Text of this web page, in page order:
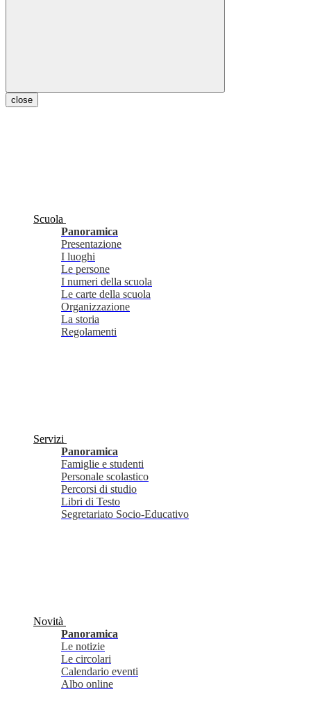
close
Scuola
Panoramica
Presentazione
I luoghi
Le persone
I numeri della scuola
Le carte della scuola
Organizzazione
La storia
Regolamenti
Servizi
Panoramica
Famiglie e studenti
Personale scolastico
Percorsi di studio
Libri di Testo
Segretariato Socio-Educativo
Novità
Panoramica
Le notizie
Le circolari
Calendario eventi
Albo online